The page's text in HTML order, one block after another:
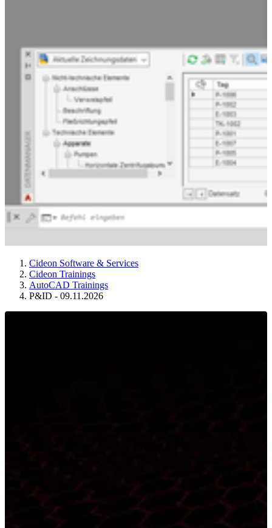
Cideon Software & Services
Cideon Trainings
AutoCAD Trainings
P&ID - 09.11.2026